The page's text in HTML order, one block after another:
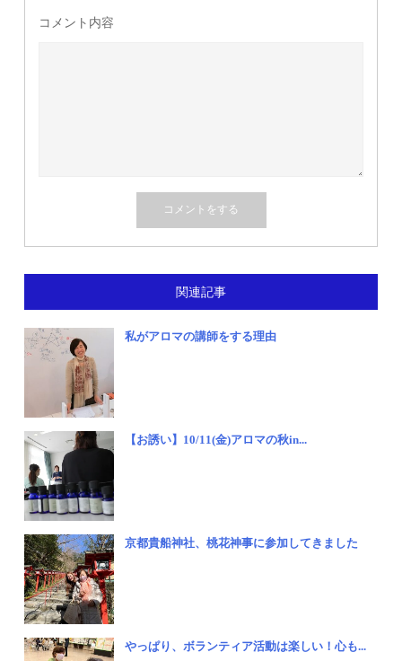
コメント内容
関連記事
私がアロマの講師をする理由
【お誘い】10/11(金)アロマの秋in...
京都貴船神社、桃花神事に参加してきました
やっぱり、ボランティア活動は楽しい！心も...